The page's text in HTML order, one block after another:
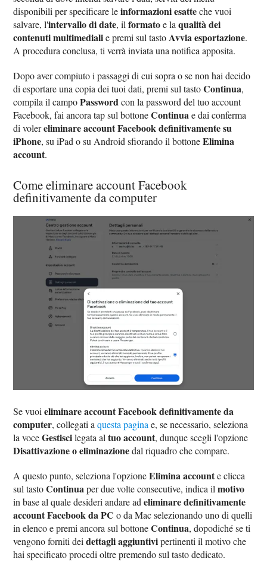
disponibili per specificare leinformazioni esatteche vuoi
salvare, l'intervallo di date, ilformatoe laqualità dei
contenuti multimedialie premi sul tastoAvvia esportazione.
A procedura conclusa, ti verrà inviata una notifica apposita.
Dopo aver compiuto i passaggi di cui sopra o se non hai decido
di esportare una copia dei tuoi dati, premi sul tastoContinua,
compila il campoPasswordcon la password del tuo account
Facebook, fai ancora tap sul bottoneContinuae dai conferma
di volereliminare account Facebook definitivamente su
iPhone, su iPad o su Android sfiorando il bottoneElimina
account.
Come eliminare account Facebook
definitivamente da computer
Se vuoieliminare account Facebook definitivamente da
computer, collegati aquesta pagina e, se necessario, seleziona
la voceGestiscilegata altuo account, dunque scegli l'opzione
Disattivazione o eliminazionedal riquadro che compare.
A questo punto, seleziona l'opzioneElimina accounte clicca
sul tastoContinuaper due volte consecutive, indica ilmotivo
in base al quale desideri andare adeliminare definitivamente
account Facebook da PC o da Mac selezionando uno di quelli
in elenco e premi ancora sul bottoneContinua, dopodiché se ti
vengono forniti deidettagli aggiuntivipertinenti il motivo che
hai specificato procedi oltre premendo sul tasto dedicato.